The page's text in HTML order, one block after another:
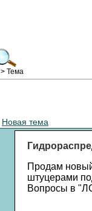
> Тема
Новая тема
Продам
штуцерами
Вопросы в